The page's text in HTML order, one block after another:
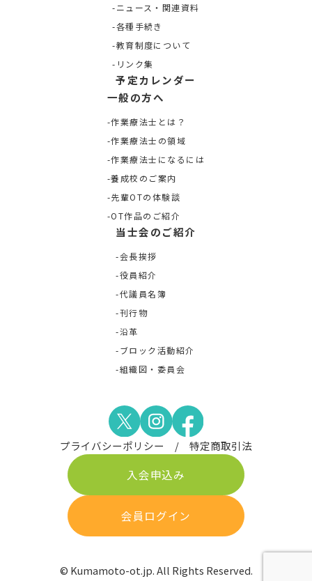
ニュース・関連資料
各種手続き
教育制度について
リンク集
予定カレンダー
一般の方へ
作業療法士とは？
作業療法士の領域
作業療法士になるには
養成校のご案内
先輩OTの体験談
OT作品のご紹介
当士会のご紹介
会長挨拶
役員紹介
代議員名簿
刊行物
沿革
ブロック活動紹介
組織図・委員会
プライバシーポリシー 特定商取引法
入会申込み
会員ログイン
© Kumamoto-ot.jp. All Rights Reserved.